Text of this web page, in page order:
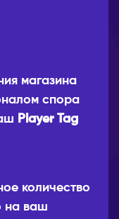
магазина
спора
Player Tag
количество
на ваш